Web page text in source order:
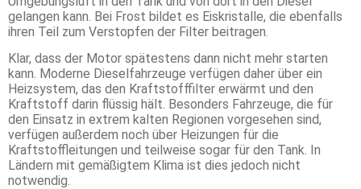
gelangen kann. Bei Frost bildet es Eiskristalle, die ebenfalls
ihren Teil zum Verstopfen der Filter beitragen.
Klar, dass der Motor spätestens dann nicht mehr starten
kann. Moderne Dieselfahrzeuge verfügen daher über ein
Heizsystem, das den Kraftstofffilter erwärmt und den
Kraftstoff darin flüssig hält. Besonders Fahrzeuge, die für
den Einsatz in extrem kalten Regionen vorgesehen sind,
verfügen außerdem noch über Heizungen für die
Kraftstoffleitungen und teilweise sogar für den Tank. In
Ländern mit gemäßigtem Klima ist dies jedoch nicht
notwendig.